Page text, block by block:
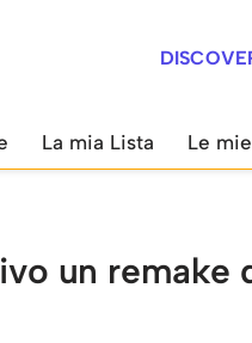
La mia Lista Le
un remake